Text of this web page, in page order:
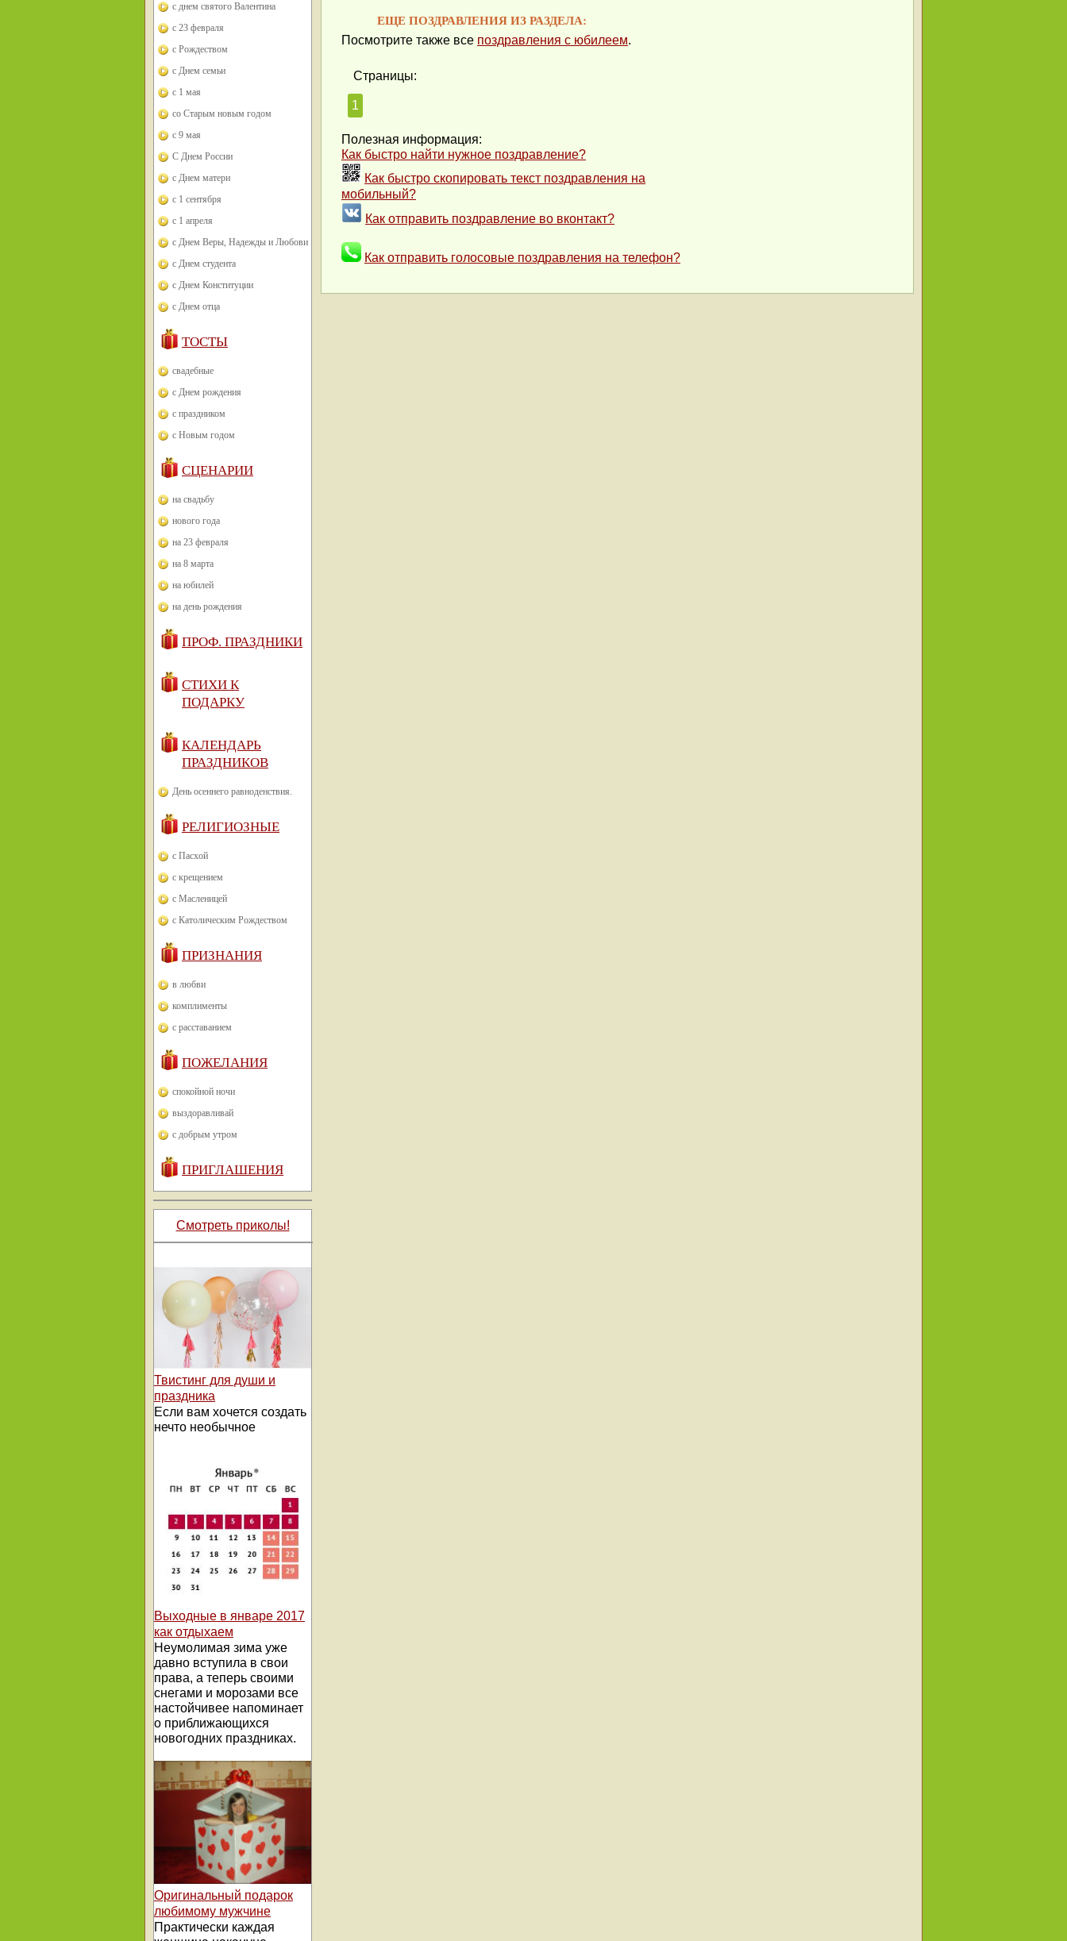
с днем святого Валентина
с 23 февраля
с Рождеством
с Днем семьи
с 1 мая
со Старым новым годом
с 9 мая
С Днем России
с Днем матери
с 1 сентября
с 1 апреля
с Днем Веры, Надежды и Любови
с Днем студента
с Днем Конституции
с Днем отца
ТОСТЫ
свадебные
с Днем рождения
с праздником
с Новым годом
СЦЕНАРИИ
на свадьбу
нового года
на 23 февраля
на 8 марта
на юбилей
на день рождения
ПРОФ. ПРАЗДНИКИ
СТИХИ К
ПОДАРКУ
КАЛЕНДАРЬ
ПРАЗДНИКОВ
День осеннего равноденствия.
РЕЛИГИОЗНЫЕ
с Пасхой
с крещением
с Масленицей
с Католическим Рождеством
ПРИЗНАНИЯ
в любви
комплименты
с расставанием
ПОЖЕЛАНИЯ
спокойной ночи
выздоравливай
с добрым утром
ПРИГЛАШЕНИЯ
Смотреть приколы!
Твистинг для души и
праздника
Если вам хочется создать
нечто необычное
Выходные в январе 2017
как отдыхаем
Неумолимая зима уже
давно вступила в свои
права, а теперь своими
снегами и морозами все
настойчивее напоминает
о приближающихся
новогодних праздниках.
Оригинальный подарок
любимому мужчине
Практически каждая
ЕЩЕ ПОЗДРАВЛЕНИЯ ИЗ РАЗДЕЛА:
Посмотрите также все поздравления с юбилеем.
Страницы:
1
Полезная информация:
Как быстро найти нужное поздравление?
Как быстро скопировать текст поздравления на
мобильный?
Как отправить поздравление во вконтакт?
Как отправить голосовые поздравления на телефон?